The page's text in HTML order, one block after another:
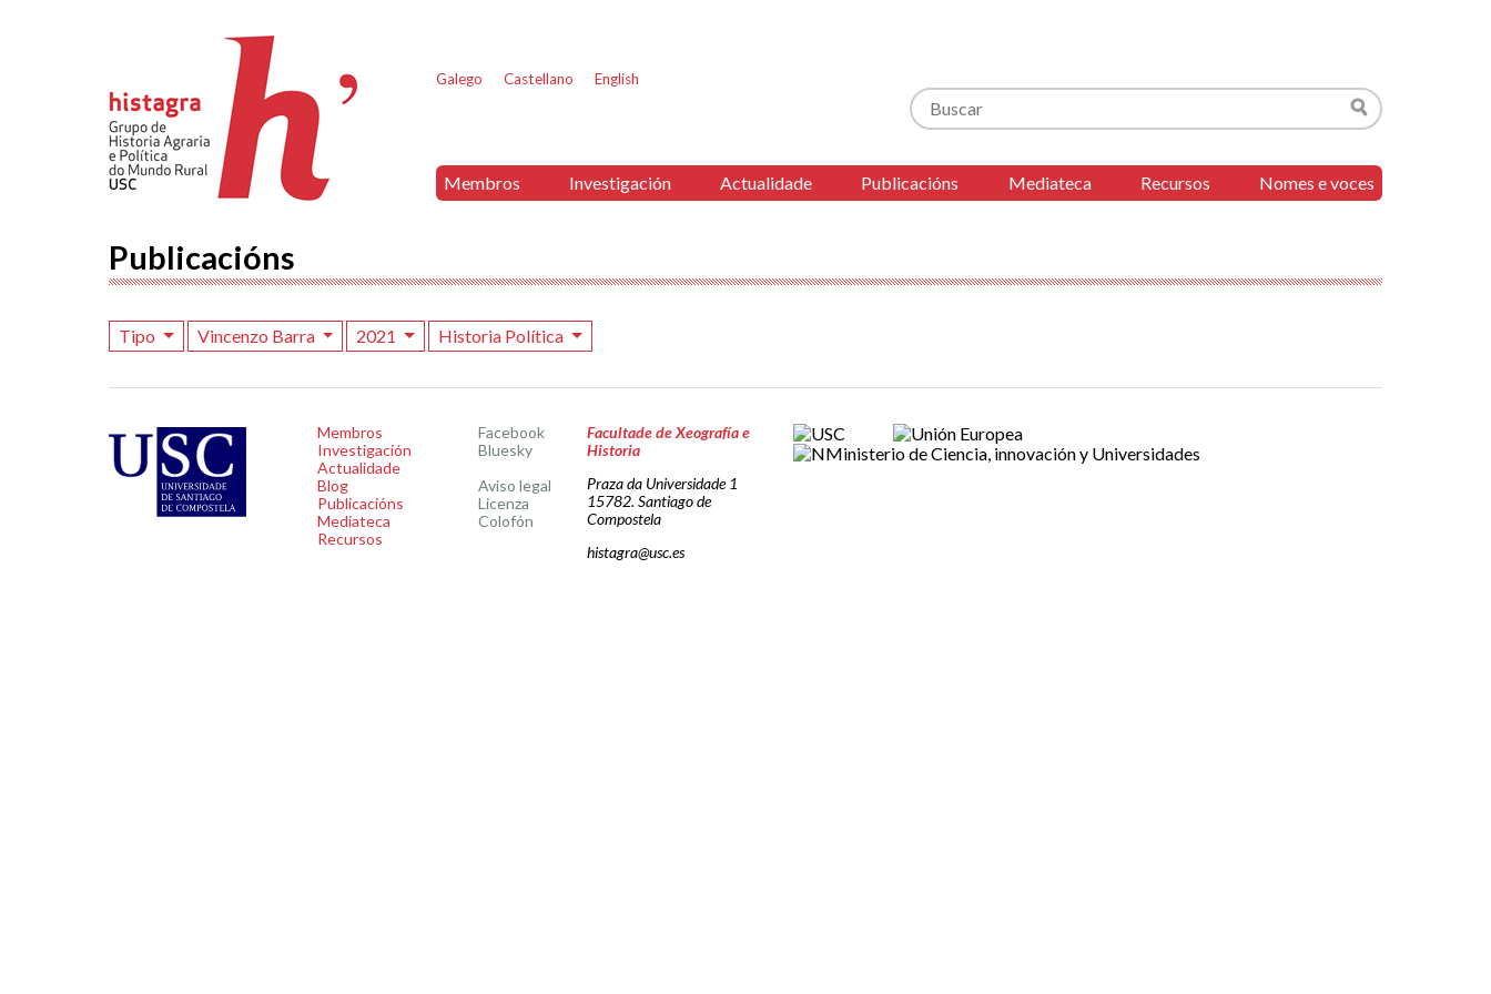
Galego Castellano English
Buscar
Buscar
Membros Investigación Actualidade Publicacións Mediateca Recursos Nomes e voces
Publicacións
Tipo Vincenzo Barra 2021 Historia Política
Membros
Investigación
Actualidade
Blog
Publicacións
Mediateca
Recursos
Facebook
Bluesky
Aviso legal
Licenza
Colofón
Facultade de Xeografía e
Historia
Praza da Universidade 1
15782. Santiago de
Compostela
histagra@usc.es